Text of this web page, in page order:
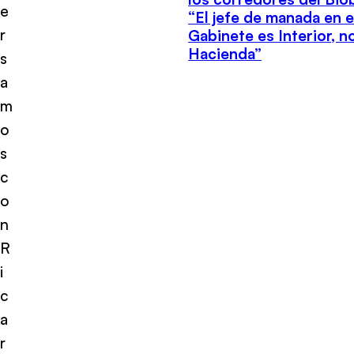
e
r
s
a
m
o
s
c
o
n
R
i
c
a
r
“El jefe de manada en
Gabinete es Interior,
Hacienda”